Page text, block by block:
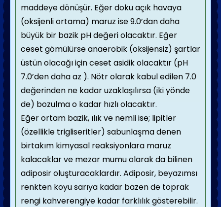
maddeye dönüşür. Eğer doku açık havaya
(oksijenli ortama) maruz ise 9.0’dan daha
büyük bir bazik pH değeri olacaktır. Eğer
ceset gömülürse anaerobik (oksijensiz) şartlar
üstün olacağı için ceset asidik olacaktır (pH
7.0’den daha az ). Nötr olarak kabul edilen 7.0
değerinden ne kadar uzaklaşılırsa (iki yönde
de) bozulma o kadar hızlı olacaktır.
Eğer ortam bazik, ılık ve nemli ise; lipitler
(özellikle trigliseritler) sabunlaşma denen
birtakım kimyasal reaksiyonlara maruz
kalacaklar ve mezar mumu olarak da bilinen
adiposir oluşturacaklardır. Adiposir, beyazımsı
renkten koyu sarıya kadar bazen de toprak
rengi kahverengiye kadar farklılık gösterebilir.